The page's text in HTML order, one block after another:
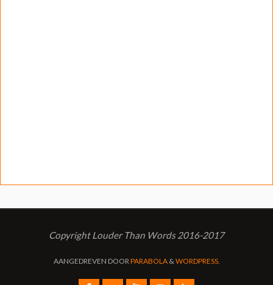
Copyright Louder Than Words 2016-2017
AANGEDREVEN DOORPARABOLA&WORDPRESS.